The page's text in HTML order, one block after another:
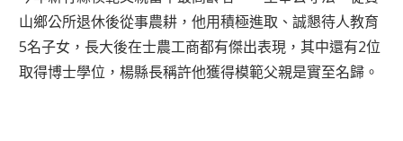
山鄉公所退休後從事農耕，他用積極進取、誠懇待人教育
5名子女，長大後在士農工商都有傑出表現，其中還有2位
取得博士學位，楊縣長稱許他獲得模範父親是實至名歸。